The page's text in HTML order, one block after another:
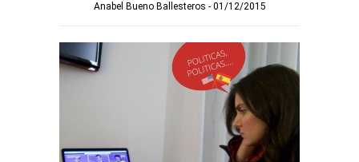
Anabel Bueno Ballesteros 01/12/2015